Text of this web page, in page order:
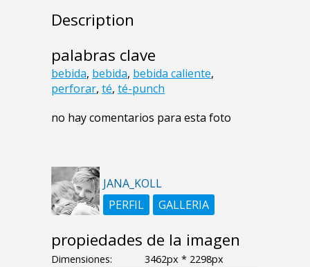
Description
palabras clave
bebida, bebida, bebida caliente,
perforar, té, té-punch
no hay comentarios para esta foto
JANA_KOLL
PERFIL
GALLERIA
propiedades de la imagen
Dimensiones:
3462px * 2298px